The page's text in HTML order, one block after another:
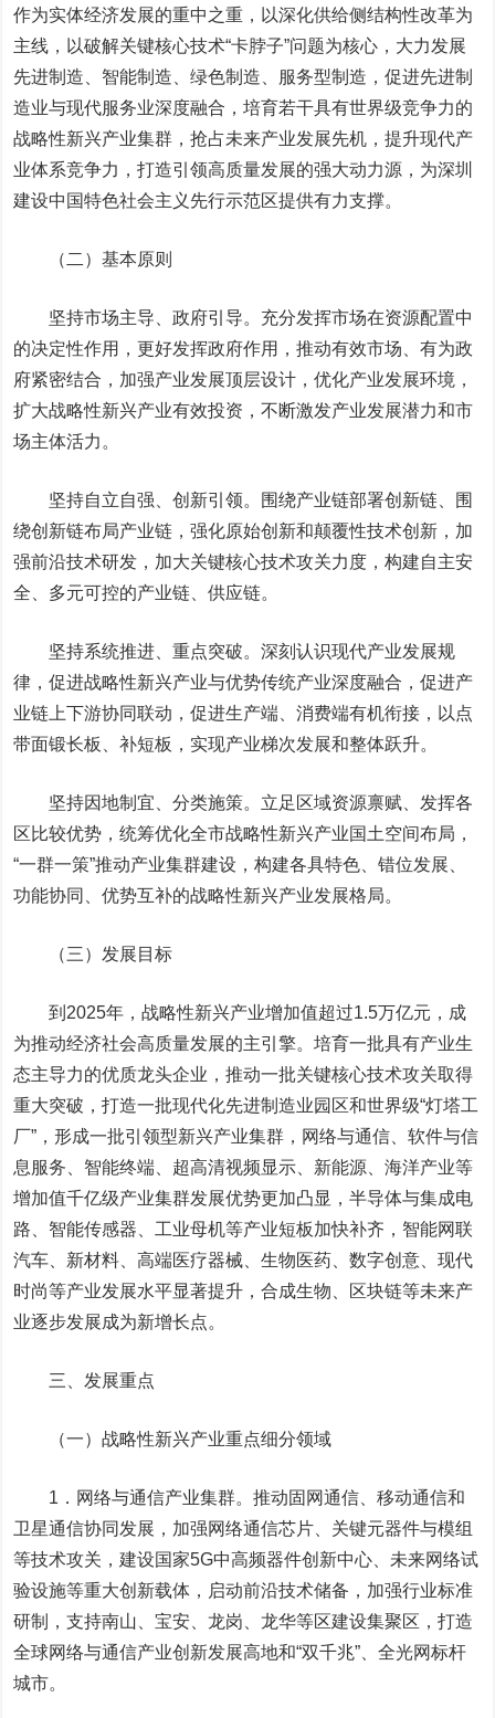
作为实体经济发展的重中之重，以深化供给侧结构性改革为
主线，以破解关键核心技术“卡脖子”问题为核心，大力发展
先进制造、智能制造、绿色制造、服务型制造，促进先进制
造业与现代服务业深度融合，培育若干具有世界级竞争力的
战略性新兴产业集群，抢占未来产业发展先机，提升现代产
业体系竞争力，打造引领高质量发展的强大动力源 ，为深圳
建设中国特色社会主义先行示范区提供有力支撑。
（二）基本原则
坚持市场主导、政府引导。充分发挥市场在资源配置中
的决定性作用，更好发挥政府作用，推动有效市场、有为政
府紧密结合，加强产业发展顶层设计，优化产业发展环境，
扩大战略性新兴产业有效投资，不断激发产业发展潜力和市
场主体活力。
坚持自立自强、创新引领。围绕产业链部署创新链、围
绕创新链布局产业链，强化原始创新和颠覆性技术创新，加
强前沿技术研发，加大关键核心技术攻关力度，构建自主安
全、多元可控的产业链、供应链。
坚持系统推进、重点突破。深刻认识现代产业发展规
律，促进战略性新兴产业与优势传统产业深度融合，促进产
业链上下游协同联动，促进生产端、消费端有机衔接，以点
带面锻长板、补短板，实现产业梯次发展和整体跃升。
坚持因地制宜、分类施策。立足区域资源禀赋、发挥各
区比较优势，统筹优化全市战略性新兴产业国土空间布局，
“一群一策”推动产业集群建设，构建各具特色、错位发展、
功能协同、优势互补的战略性新兴产业发展格局。
（三）发展目标
到2025年，战略性新兴产业增加值超过1.5万亿元，成
为推动经济社会高质量发展的主引擎。培育一批具有产业生
态主导力的优质龙头企业，推动一批关键核心技术攻关取得
重大突破，打造一批现代化先进制造业园区和世界级“灯塔工
厂”，形成一批引领型新兴产业集群，网络与通信、软件与信
息服务、智能终端、超高清视频显示、新能源、海洋产业等
增加值千亿级产业集群发展优势更加凸显，半导体与集成电
路、智能传感器、工业母机等产业短板加快补齐，智能网联
汽车、新材料、高端医疗器械、生物医药、数字创意、现代
时尚等产业发展水平显著提升，合成生物、区块链等未来产
业逐步发展成为新增长点。
三、发展重点
（一）战略性新兴产业重点细分领域
1．网络与通信产业集群。推动固网通信、移动通信和
卫星通信协同发展，加强网络通信芯片、关键元器件与模组
等技术攻关，建设国家5G中高频器件创新中心、未来网络试
验设施等重大创新载体，启动前沿技术储备，加强行业标准
研制，支持南山、宝安、龙岗、龙华等区建设集聚区，打造
全球网络与通信产业创新发展高地和“双千兆”、全光网标杆
城市。